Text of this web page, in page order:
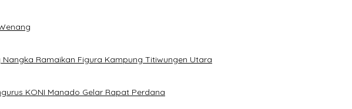
Ramaikan Figura Kampung Titiwungen Utara
KONI Manado Gelar Rapat Perdana